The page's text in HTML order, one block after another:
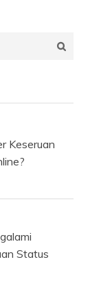
Keseruan
Status